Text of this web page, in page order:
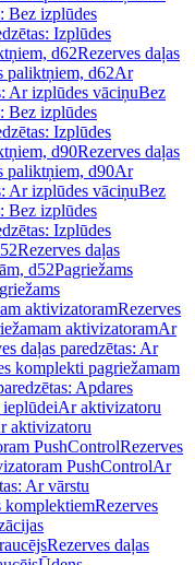
Bez izplūdes
Izplūdes
d62Rezerves daļas
paliktņiem, d62Ar
Ar izplūdes vāciņuBez
Bez izplūdes
Izplūdes
d90Rezerves daļas
paliktņiem, d90Ar
Ar izplūdes vāciņuBez
Bez izplūdes
Izplūdes
Rezerves daļas
d52Pagriežams
aktivizatoramRezerves
aktivizatoramAr
daļas paredzētas: Ar
komplekti pagriežamam
Apdares
Ar aktivizatoru
aktivizatoru
PushControlRezerves
PushControlAr
Ar vārstu
komplektiemRezerves
Rezerves daļas